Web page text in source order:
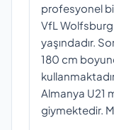
profesyonel
VfL Wolfsburg
yaşındadır.
180 cm
Almanya U21
giymektedir.